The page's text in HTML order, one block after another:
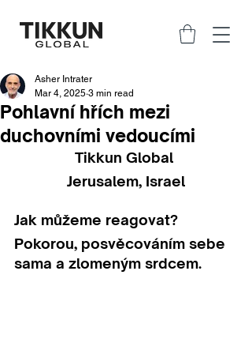
Pohlavní hřích mezi
duchovními vedoucími
Asher Intrater
Mar 4, 2025 3 min read
Tikkun Global
Jerusalem, Israel
Jak můžeme reagovat?
Pokorou, posvěcováním sebe
sama a zlomeným srdcem.